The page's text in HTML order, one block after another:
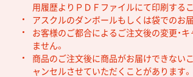
用履歴よりＰＤＦファイルにて印刷する
アスクルのダンボールもしくは袋でのお
お客様のご都合によるご注文後の変更・キ
ません。
商品のご注文後に商品がお届けできない
ャンセルさせていただくことがあります。